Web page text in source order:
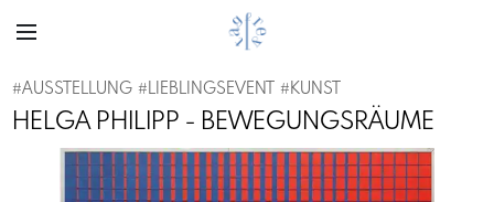
#AUSSTELLUNG #LIEBLINGSEVENT #KUNST
HELGA PHILIPP - BEWEGUNGSRÄUME